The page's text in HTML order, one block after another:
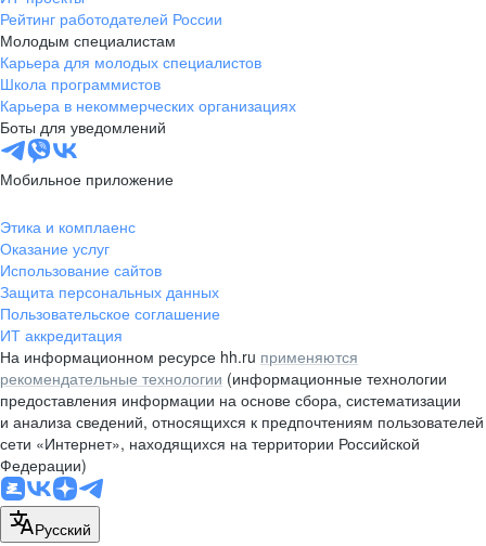
помещение 21
+7 383 207-94-64
pr@nsk.hh.ru
Минск
пр-т Дзержинского, д. 57,
10 этаж, помещение 45-1
pr@rabota.by
Алматы
пр. Абая, д. 151, БЦ Алатау,
12 этаж, офис 1209
+7 727 232-13-13
pr@headhunter.com.kz
Рейтинг работодателей России
Молодым специалистам
Карьера для молодых специалистов
Школа программистов
Карьера в некоммерческих организациях
Боты для уведомлений
Мобильное приложение
Этика и комплаенс
Оказание услуг
Использование сайтов
Защита персональных данных
Пользовательское соглашение
ИТ аккредитация
На информационном ресурсе hh.ru применяются
рекомендательные технологии (информационные технологии
предоставления информации на основе сбора, систематизации
и анализа сведений, относящихся к предпочтениям пользователей
сети «Интернет», находящихся на территории Российской
Федерации)
Русский